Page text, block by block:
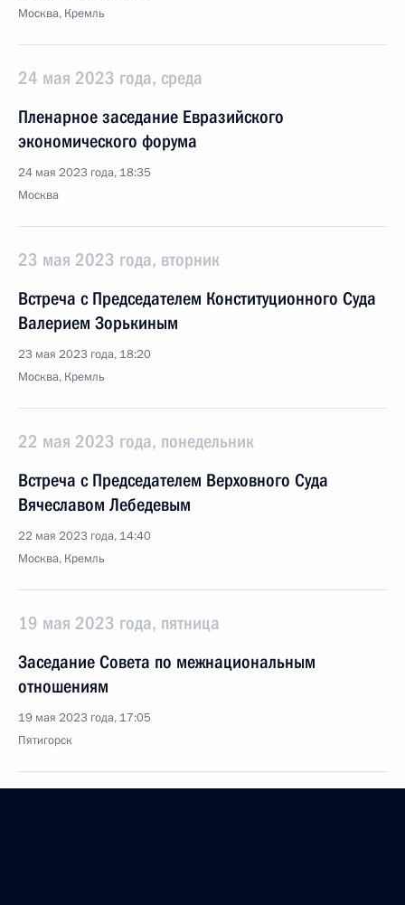
Москва, Кремль
24 мая 2023 года, среда
Пленарное заседание Евразийского
экономического форума
24 мая 2023 года, 18:35
Москва
23 мая 2023 года, вторник
Встреча с Председателем Конституционного Суда
Валерием Зорькиным
23 мая 2023 года, 18:20
Москва, Кремль
22 мая 2023 года, понедельник
Встреча с Председателем Верховного Суда
Вячеславом Лебедевым
22 мая 2023 года, 14:40
Москва, Кремль
19 мая 2023 года, пятница
Заседание Совета по межнациональным
отношениям
19 мая 2023 года, 17:05
Пятигорск